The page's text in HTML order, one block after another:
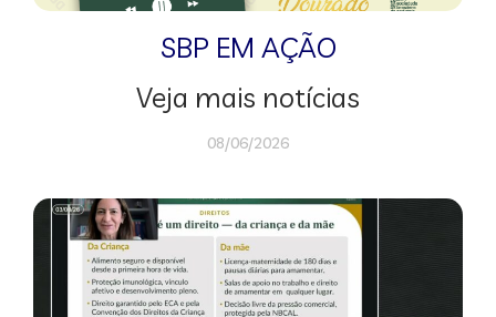
SBP EM AÇÃO
Veja mais notícias
08/06/2026